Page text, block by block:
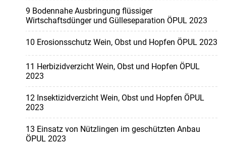
9 Bodennahe Ausbringung flüssiger
Wirtschaftsdünger und Gülleseparation ÖPUL 2023
10 Erosionsschutz Wein, Obst und Hopfen ÖPUL 2023
11 Herbizidverzicht Wein, Obst und Hopfen ÖPUL
2023
12 Insektizidverzicht Wein, Obst und Hopfen ÖPUL
2023
13 Einsatz von Nützlingen im geschützten Anbau
ÖPUL 2023